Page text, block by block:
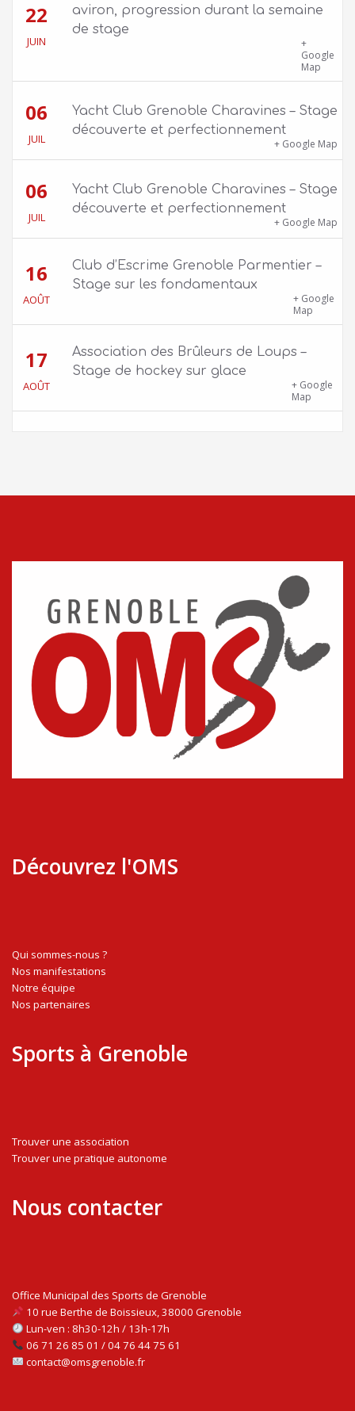
22
JUIN
aviron, progression durant la semaine
de stage
+
Google
Map
06
JUIL
Yacht Club Grenoble Charavines – Stage
découverte et perfectionnement
+ Google Map
06
JUIL
Yacht Club Grenoble Charavines – Stage
découverte et perfectionnement
+ Google Map
16
AOÛT
Club d’Escrime Grenoble Parmentier –
Stage sur les fondamentaux
+ Google
Map
17
AOÛT
Association des Brûleurs de Loups –
Stage de hockey sur glace
+ Google
Map
Découvrez l'OMS
Qui sommes-nous ?
Nos manifestations
Notre équipe
Nos partenaires
Sports à Grenoble
Trouver une association
Trouver une pratique autonome
Nous contacter
Office Municipal des Sports de Grenoble
10 rue Berthe de Boissieux, 38000 Grenoble
Lun-ven : 8h30-12h / 13h-17h
06 71 26 85 01 / 04 76 44 75 61
contact@omsgrenoble.fr